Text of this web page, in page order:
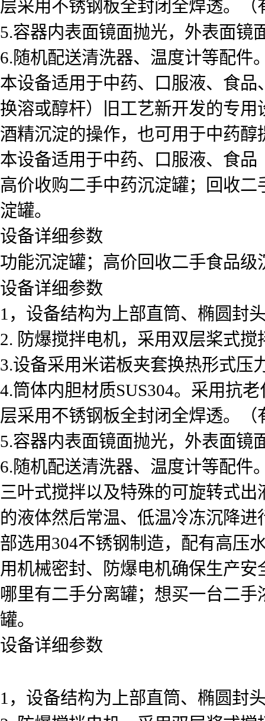
层采用不锈钢板全封闭全焊透。（
5.容器内表面镜面抛光，外表面镜
6.随机配送清洗器、温度计等配件
本设备适用于中药、口服液、食
换溶或醇杆）旧工艺新开发的专
酒精沉淀的操作，也可用于中药
本设备适用于中药、口服液、食品
高价收购二手中药沉淀罐；回收
淀罐。
设备详细参数
功能沉淀罐；高价回收二手食品级
设备详细参数
1，设备结构为上部直筒、椭圆封
2. 防爆搅拌电机，采用双层桨式
3.设备采用米诺板夹套换热形式压
4.筒体内胆材质SUS304。采用抗
层采用不锈钢板全封闭全焊透。（
5.容器内表面镜面抛光，外表面镜
6.随机配送清洗器、温度计等配件
三叶式搅拌以及特殊的可旋转式
的液体然后常温、低温冷冻沉降
部选用304不锈钢制造，配有高压
用机械密封、防爆电机确保生产
哪里有二手分离罐；想买一台二
罐。
设备详细参数
1，设备结构为上部直筒、椭圆封